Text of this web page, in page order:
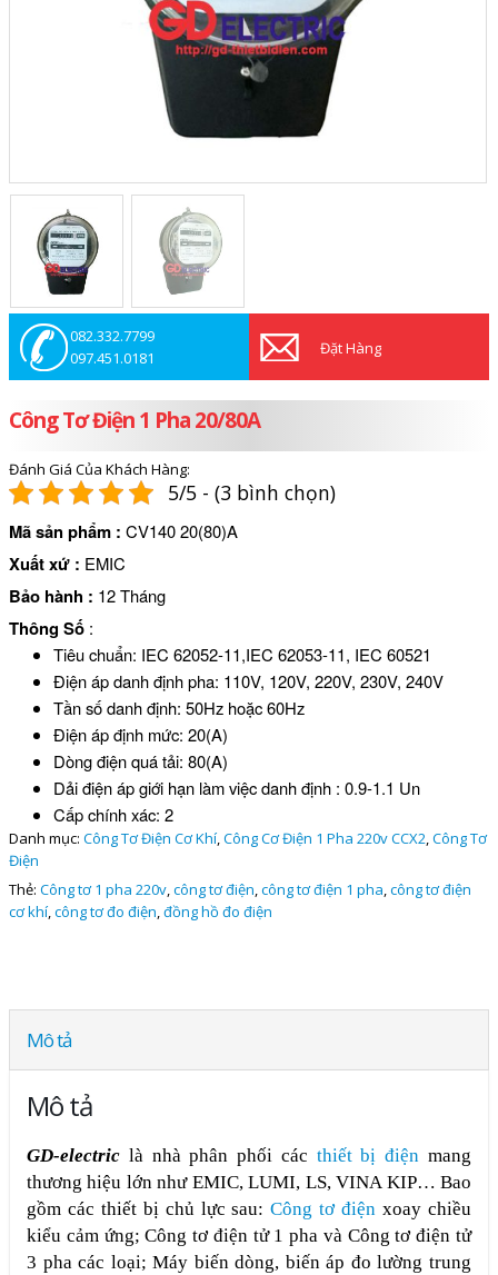
082.332.7799
097.451.0181
Đặt Hàng
Công Tơ Điện 1 Pha 20/80A
Đánh Giá Của Khách Hàng:
5/5 - (3 bình chọn)
Mã sản phẩm : CV140 20(80)A
Xuất xứ : EMIC
Bảo hành : 12 Tháng
Thông Số :
Tiêu chuẩn: IEC 62052-11,IEC 62053-11, IEC 60521
Điện áp danh định pha: 110V, 120V, 220V, 230V, 240V
Tần số danh định: 50Hz hoặc 60Hz
Điện áp định mức: 20(A)
Dòng điện quá tải: 80(A)
Dải điện áp giới hạn làm việc danh định : 0.9-1.1 Un
Cấp chính xác: 2
Danh mục: Công Tơ Điện Cơ Khí,Công Cơ Điện 1 Pha 220v CCX2,Công Tơ
Điện
Thẻ: Công tơ 1 pha 220v,công tơ điện,công tơ điện 1 pha,công tơ điện
cơ khí,công tơ đo điện,đồng hồ đo điện
Mô tả
Mô tả
GD-electric là nhà phân phối các thiết bị điện mang
thương hiệu lớn như EMIC, LUMI, LS, VINA KIP… Bao
gồm các thiết bị chủ lực sau:Công tơ điện xoay chiều
kiểu cảm ứng; Công tơ điện tử 1 pha và Công tơ điện tử
3 pha các loại; Máy biến dòng, biến áp đo lường trung